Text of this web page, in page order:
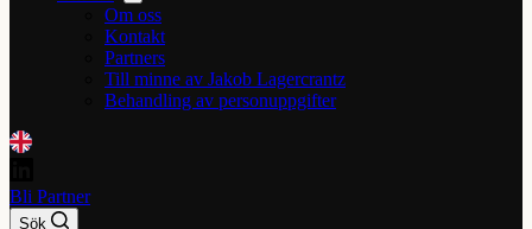
Om oss
Kontakt
Partners
Till minne av Jakob Lagercrantz
Behandling av personuppgifter
Bli Partner
Sök